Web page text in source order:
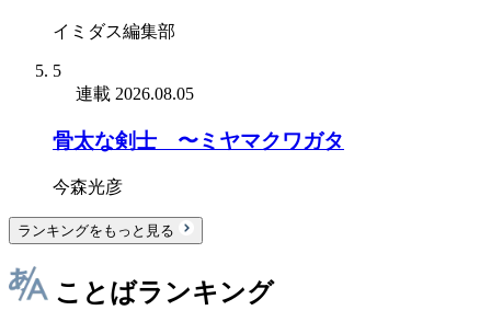
イミダス編集部
5
連載 2026.08.05
骨太な剣士 〜ミヤマクワガタ
今森光彦
ランキングをもっと見る
ことばランキング